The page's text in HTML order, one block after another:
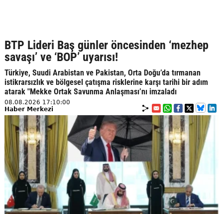
BTP Lideri Baş günler öncesinden ‘mezhep
savaşı’ ve ‘BOP’ uyarısı!
Türkiye, Suudi Arabistan ve Pakistan, Orta Doğu’da tırmanan
istikrarsızlık ve bölgesel çatışma risklerine karşı tarihi bir adım
atarak "Mekke Ortak Savunma Anlaşması’nı imzaladı
08.08.2026 17:10:00
Haber Merkezi